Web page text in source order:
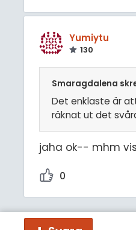
Yumiytu
130
Smaragdalena
Det enklaste är
räknat ut det
jaha ok-- mhm
0